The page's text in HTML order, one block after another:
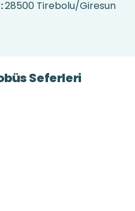
28500 Tirebolu/Giresun
Seferleri